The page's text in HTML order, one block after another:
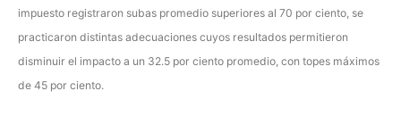
impuesto registraron subas promedio superiores al 70 por ciento, se
practicaron distintas adecuaciones cuyos resultados permitieron
disminuir el impacto a un 32.5 por ciento promedio, con topes máximos
de 45 por ciento.